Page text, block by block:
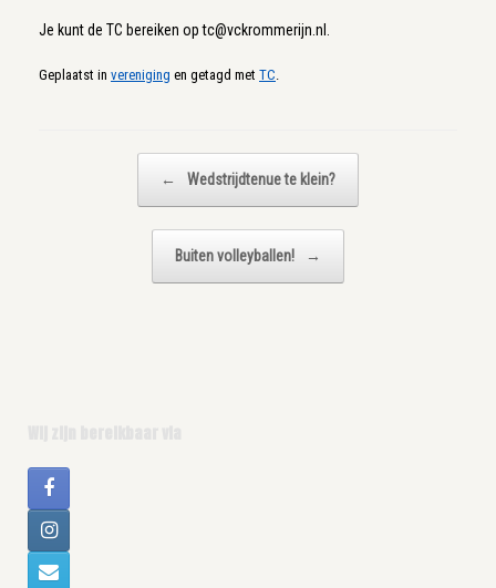
Je kunt de TC bereiken op tc@vckrommerijn.nl.
Geplaatst in vereniging en getagd met TC
← Wedstrijdtenue te klein?
Buiten volleyballen! →